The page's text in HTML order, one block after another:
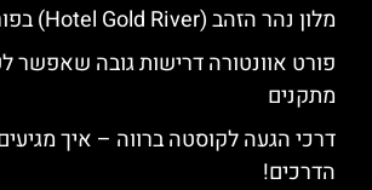
מלון נהר הזהב (Hotel Gold River) בפורט אוונטורה
פורט אוונטורה דרישות גובה שאפשר
מתקנים
דרכי הגעה לקוסטה ברווה – איך
הדרכים!